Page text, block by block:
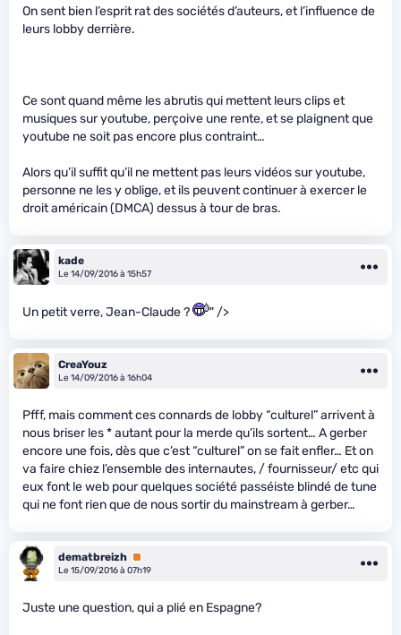
On sent bien l’esprit rat des sociétés d’auteurs, et l’influence de
leurs lobby derrière.
Ce sont quand même les abrutis qui mettent leurs clips et
musiques sur youtube, perçoive une rente, et se plaignent que
youtube ne soit pas encore plus contraint…
Alors qu’il suffit qu’il ne mettent pas leurs vidéos sur youtube,
personne ne les y oblige, et ils peuvent continuer à exercer le
droit américain (DMCA) dessus à tour de bras.
kade
Le 14/09/2016 à 15h57
Un petit verre, Jean-Claude ? " />
CreaYouz
Le 14/09/2016 à 16h04
Pfff, mais comment ces connards de lobby “culturel” arrivent à
nous briser les* autant pour la merde qu’ils sortent… A gerber
encore une fois, dès que c’est “culturel” on se fait enfler… Et on
va faire chiez l’ensemble des internautes, / fournisseur/ etc qui
eux font le web pour quelques société passéiste blindé de tune
qui ne font rien que de nous sortir du mainstream à gerber…
dematbreizh Premium
Le 15/09/2016 à 07h19
Juste une question, qui a plié en Espagne?